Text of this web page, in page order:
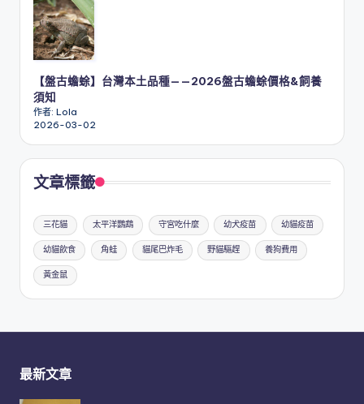
【盤古蟾蜍】台灣本土品種——2026盤古蟾蜍價格&飼養
須知
作者: Lola
2026-03-02
文章標籤
三花貓 太平洋鸚鵡 守宮吃什麼 幼犬疫苗 幼貓疫苗
幼貓飲食 角蛙 貓尾巴炸毛 野貓驅趕 養狗費用
黃金鼠
最新文章